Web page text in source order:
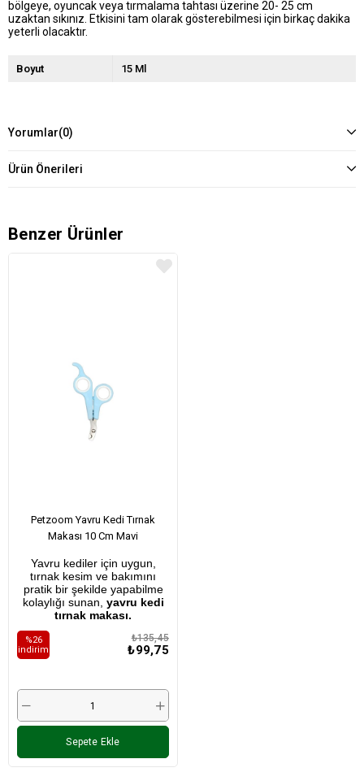
bölgeye, oyuncak veya tırmalama tahtası üzerine 20- 25 cm
uzaktan sıkınız. Etkisini tam olarak gösterebilmesi için birkaç dakika
yeterli olacaktır.
Boyut 15 Ml
Yorumlar(0)
Ürün Önerileri
Benzer Ürünler
Petzoom Yavru Kedi Tırnak
Makası 10 Cm Mavi
Yavru kediler için uygun,
tırnak kesim ve bakımını
pratik bir şekilde yapabilme
kolaylığı sunan, yavru kedi
tırnak makası.
₺99,75
₺135,45
%26
i̇ndirim
Sepete Ekle